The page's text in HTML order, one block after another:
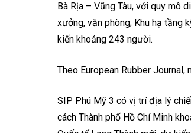
Bà Rịa – Vũng Tàu, với quy mô
xưởng, văn phòng; Khu hạ tầng
kiến khoảng 243 người.
Theo European Rubber
SIP Phú Mỹ 3 có vị trí địa lý
cách Thành phố Hồ Chí Minh